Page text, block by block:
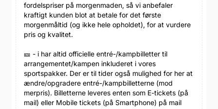
fordelspriser på morgenmaden, så vi anbefaler
kraftigt kunden blot at betale for det første
morgenmåltid (og ikke hele opholdet), for at vurdere
pris og kvalitet.
🎫 - i har altid officielle entré-/kampbilletter til
arrangementet/kampen inkluderet i vores
sportspakker. Der er til tider også mulighed for her at
ændre/opgradere entré-/kampbilletterne (mod
merpris). Billetterne leveres enten som E-tickets (på
mail) eller Mobile tickets (på Smartphone) på mail